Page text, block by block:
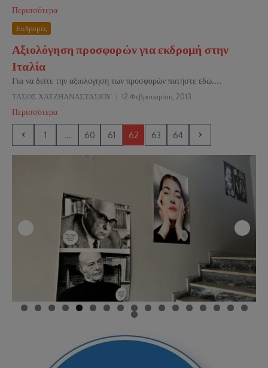
Περισσότερα
Εκδρομές
Αξιολόγηση προσφορών για εκδρομή στην
Ιταλία
Για να δείτε την αξιολόγηση των προσφορών πατήστε εδώ....
ΤΑΣΟΣ ΧΑΤΖΗΑΝΑΣΤΑΣΙΟΥ 12 Φεβρουαρίου, 2013
Περισσότερα
1 ... 60 61 62 63 64